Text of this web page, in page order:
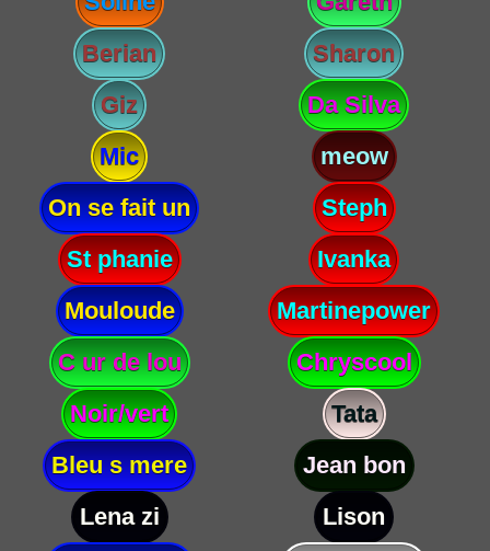
Berian
Sharon
Giz
Da Silva
Mic
meow
On se fait un
Steph
St phanie
Ivanka
Mouloude
Martinepower
C ur de lou
Chryscool
Noir/vert
Tata
Bleu s mere
Jean bon
Lena zi
Lison